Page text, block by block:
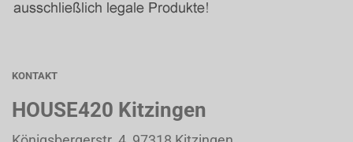
KONTAKT
HOUSE420 Kitzingen